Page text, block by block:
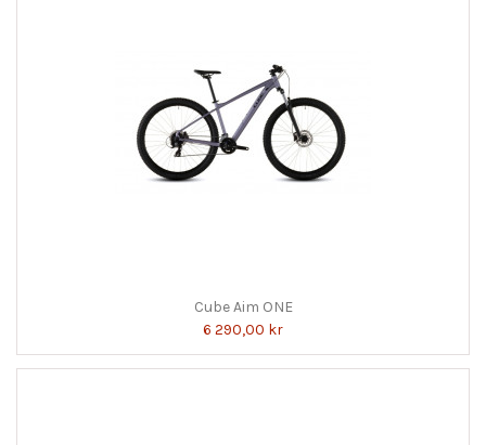
Cube Aim ONE
6 290,00 kr